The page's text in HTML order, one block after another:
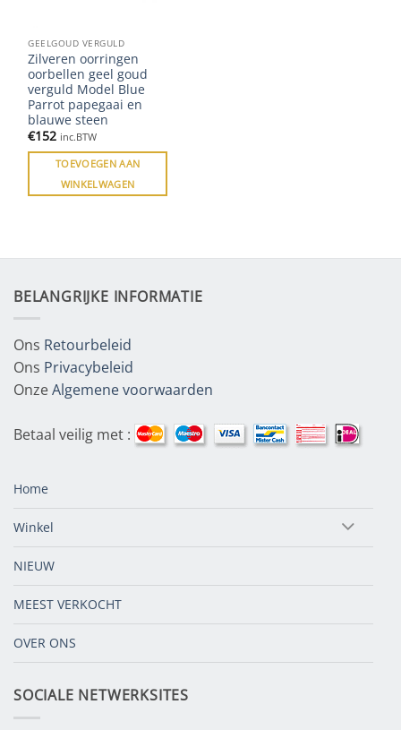
GEELGOUD VERGULD
Zilveren oorringen
oorbellen geel goud
verguld Model Blue
Parrot papegaai en
blauwe steen
€152 inc.BTW
TOEVOEGEN AAN
WINKELWAGEN
BELANGRIJKE INFORMATIE
Ons Retourbeleid
Ons Privacybeleid
OnzeAlgemene voorwaarden
Betaal veilig met :
Home
Winkel
NIEUW
MEEST VERKOCHT
OVER ONS
SOCIALE NETWERKSITES